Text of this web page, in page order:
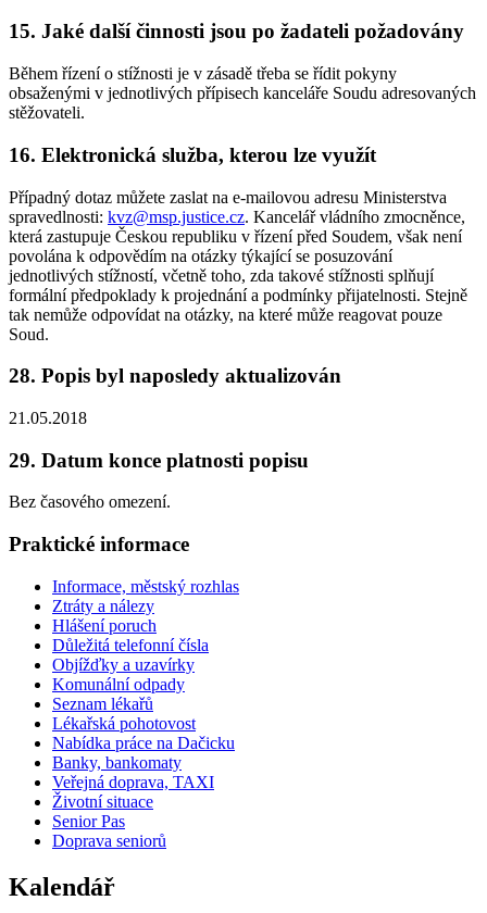
15. Jaké další činnosti jsou po žadateli požadovány
Během řízení o stížnosti je v zásadě třeba se řídit pokyny
obsaženými v jednotlivých přípisech kanceláře Soudu adresovaných
stěžovateli.
16. Elektronická služba, kterou lze využít
Případný dotaz můžete zaslat na e-mailovou adresu Ministerstva
spravedlnosti: kvz@msp.justice.cz. Kancelář vládního zmocněnce,
která zastupuje Českou republiku v řízení před Soudem, však není
povolána k odpovědím na otázky týkající se posuzování
jednotlivých stížností, včetně toho, zda takové stížnosti splňují
formální předpoklady k projednání a podmínky přijatelnosti. Stejně
tak nemůže odpovídat na otázky, na které může reagovat pouze
Soud.
28. Popis byl naposledy aktualizován
21.05.2018
29. Datum konce platnosti popisu
Bez časového omezení.
Praktické informace
Informace, městský rozhlas
Ztráty a nálezy
Hlášení poruch
Důležitá telefonní čísla
Objížďky a uzavírky
Komunální odpady
Seznam lékařů
Lékařská pohotovost
Nabídka práce na Dačicku
Banky, bankomaty
Veřejná doprava, TAXI
Životní situace
Senior Pas
Doprava seniorů
Kalendář